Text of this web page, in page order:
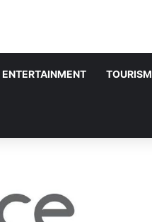
ENTERTAINMENT TOURISM